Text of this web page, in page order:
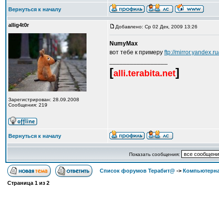
Вернуться к началу
allig4t0r
Зарегистрирован: 28.09.2008
Сообщения: 219
Добавлено: Ср 02 Дек, 2009 13:26
NumyMax
вот тебе к примеру ftp://
[alli.terabita.net]
Вернуться к началу
Показать сообщения:
Список форумов Терабит@ ->
Страница 1 из 2